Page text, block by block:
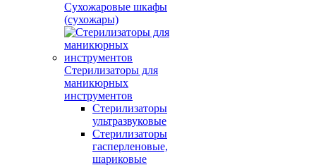
Сухожаровые шкафы
(сухожары)
Стерилизаторы для
маникюрных
инструментов
Стерилизаторы
ультразвуковые
Стерилизаторы
гасперленовые,
шариковые